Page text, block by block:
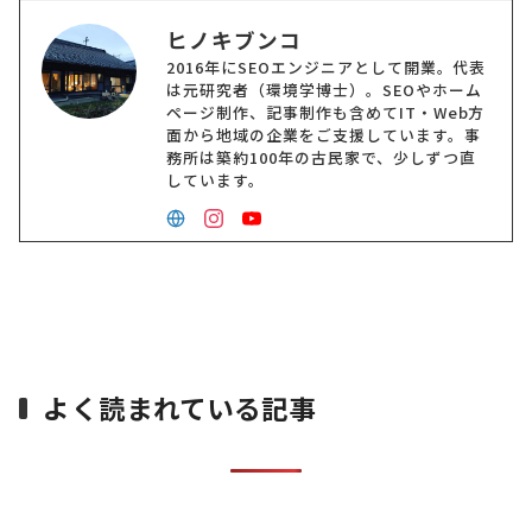
ヒノキブンコ
2016年にSEOエンジニアとして開業。代表
は元研究者（環境学博士）。SEOやホーム
ページ制作、記事制作も含めてIT・Web方
面から地域の企業をご支援しています。事
務所は築約100年の古民家で、少しずつ直
しています。
よく読まれている記事